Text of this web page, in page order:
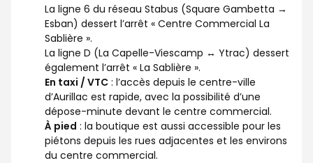
La ligne 6 du réseau Stabus (Square Gambetta →
Esban) dessert l’arrêt « Centre Commercial La
Sablière ».
La ligne D (La Capelle-Viescamp ↔ Ytrac) dessert
également l’arrêt « La Sablière ».
En taxi / VTC : l’accès depuis le centre-ville
d’Aurillac est rapide, avec la possibilité d’une
dépose-minute devant le centre commercial.
À pied : la boutique est aussi accessible pour les
piétons depuis les rues adjacentes et les environs
du centre commercial.